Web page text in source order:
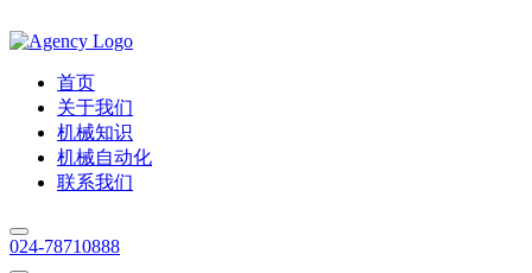
首页
关于我们
机械知识
机械自动化
联系我们
024-78710888